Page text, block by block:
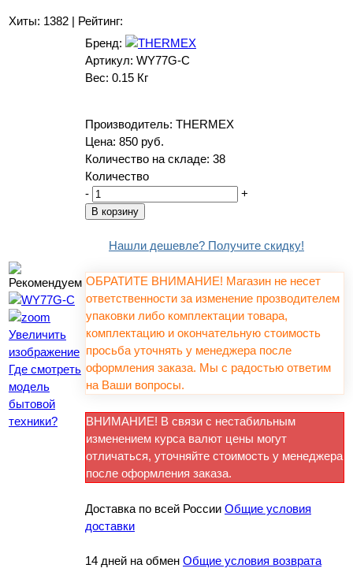
Хиты: 1382 | Рейтинг:
Увеличить
изображение
Где смотреть
модель
бытовой
техники?
Бренд:
Артикул: WY77G-C
Вес: 0.15 Кг
Производитель: THERMEX
Цена: 850 руб.
Количество на складе: 38
Количество
-
+
Нашли дешевле? Получите скидку!
ОБРАТИТЕ ВНИМАНИЕ! Магазин не несет
ответственности за изменение прозводителем
упаковки либо комплектации товара,
комплектацию и окончательную стоимость
просьба уточнять у менеджера после
оформления заказа. Мы с радостью ответим
на Ваши вопросы.
ВНИМАНИЕ! В связи с нестабильным
изменением курса валют цены могут
отличаться, уточняйте стоимость у менеджера
после оформления заказа.
Доставка по всей России Общие условия
доставки
14 дней на обмен Общие условия возврата